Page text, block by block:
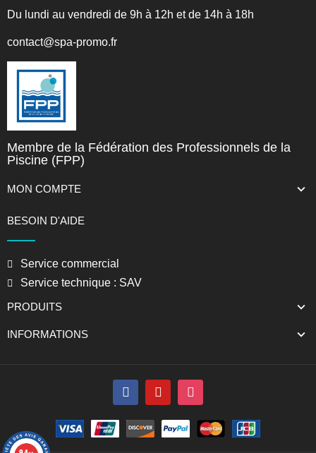
Du lundi au vendredi de 9h à 12h et de 14h à 18h
contact@spa-promo.fr
Membre de la Fédération des Professionnels de la
Piscine (FPP)
MON COMPTE
BESOIN D'AIDE
Service commercial
Service technique : SAV
PRODUITS
INFORMATIONS